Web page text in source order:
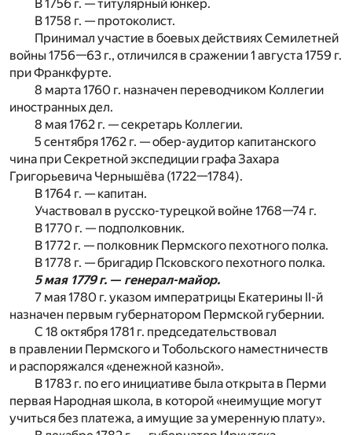
В 1756 г. — титулярный юнкер.
В 1758 г. — протоколист.
Принимал участие в боевых действиях Семилетней
войны 1756—63 г., отличился в сражении 1 августа 1759 г.
при Франкфурте.
8 марта 1760 г. назначен переводчиком Коллегии
иностранных дел.
8 мая 1762 г. — секретарь Коллегии.
5 сентября 1762 г. — обер-аудитор капитанского
чина при Секретной экспедиции графа Захара
Григорьевича Чернышёва (1722—1784).
В 1764 г. — капитан.
Участвовал в русско-турецкой войне 1768—74 г.
В 1770 г. — подполковник.
В 1772 г. — полковник Пермского пехотного полка.
В 1778 г. — бригадир Псковского пехотного полка.
5 мая 1779 г. — генерал-майор.
7 мая 1780 г. указом императрицы Екатерины II-й
назначен первым губернатором Пермской губернии.
С 18 октября 1781 г. председательствовал
в правлении Пермского и Тобольского наместничеств
и распоряжался «денежной казной».
В 1783 г. по его инициативе была открыта в Перми
первая Народная школа, в которой «неимущие могут
учиться без платежа, а имущие за умеренную плату».